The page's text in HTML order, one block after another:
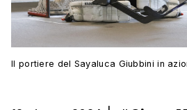
Il portiere del Sayaluca Giubbini in